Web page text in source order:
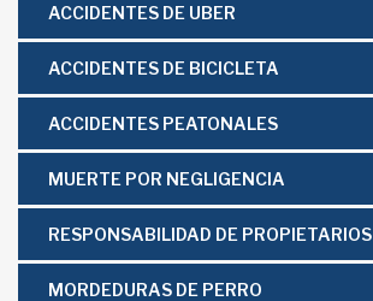
ACCIDENTES DE UBER
ACCIDENTES DE BICICLETA
ACCIDENTES PEATONALES
MUERTE POR NEGLIGENCIA
RESPONSABILIDAD DE PROPIETARIOS
MORDEDURAS DE PERRO